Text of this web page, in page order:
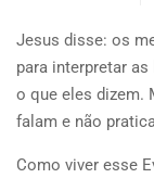
Jesus disse: os
para interpretar
o que eles dizem.
falam e não
Como viver esse